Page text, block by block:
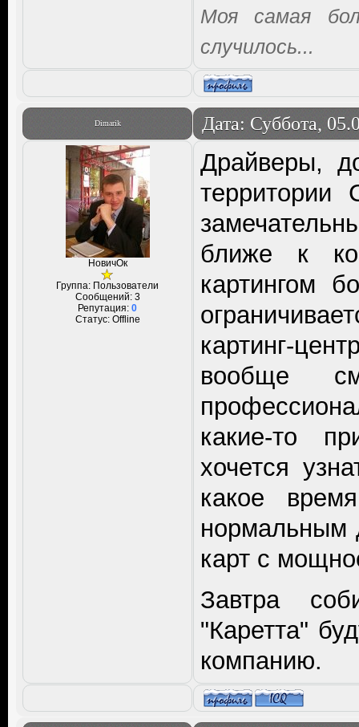
Моя самая
случилось...
Dimarik Дата: Суббота,
НовичОк
Группа: Пользователи
Сообщений: 3
Репутация: 0
Статус: Offline
Драйверы,
территории
ближе к
картингом
картинг-
вообще
какие-то
хочется
какое
нормальным
карт с
Завтра
"Каретта"
компанию.